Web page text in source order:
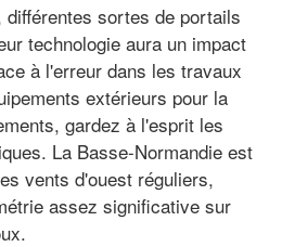
sortes de portails
technologie aura un impact
à l'erreur dans les travaux
extérieurs pour la
gardez à l'esprit les
La Basse-Normandie est
vents d'ouest réguliers,
assez significative sur